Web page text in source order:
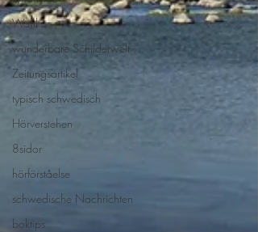
Wahl
wunderbare Schilderwelt
Zeitungsartikel
typisch schwedisch
Hörverstehen
8sidor
hörförståelse
schwedische Nachrichten
boktips